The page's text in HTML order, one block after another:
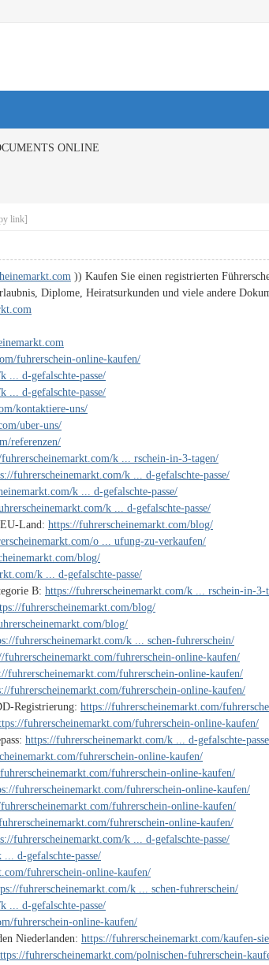
ONLINE
link]
)) Kaufen Sie einen registrierten
Diplome, Heiratsurkunden und viele andere
fuhrerschein-online-kaufen/
... d-gefalschte-passe/
... d-gefalschte-passe/
kontaktiere-uns/
uber-uns/
referenzen/
k ... rschein-in-3-tagen/
fuhrerscheinemarkt.com/k ... d-gefalschte-passe/
k ... d-gefalschte-passe/
k ... d-gefalschte-passe/
Land: https://fuhrerscheinemarkt.com/blog/
o ... ufung-zu-verkaufen/
blog/
k ... d-gefalschte-passe/
B: https://fuhrerscheinemarkt.com/k ... rschein-in-3-
fuhrerscheinemarkt.com/blog/
blog/
fuhrerscheinemarkt.com/k ... schen-fuhrerschein/
fuhrerscheinemarkt.com/fuhrerschein-online-kaufen/
fuhrerscheinemarkt.com/fuhrerschein-online-kaufen/
fuhrerscheinemarkt.com/fuhrerschein-online-kaufen/
Registrierung: https://fuhrerscheinemarkt.com/
fuhrerscheinemarkt.com/fuhrerschein-online-kaufen/
https://fuhrerscheinemarkt.com/k ... d-gefalschte-
fuhrerschein-online-kaufen/
fuhrerschein-online-kaufen/
fuhrerscheinemarkt.com/fuhrerschein-online-kaufen/
fuhrerschein-online-kaufen/
fuhrerschein-online-kaufen/
fuhrerscheinemarkt.com/k ... d-gefalschte-passe/
d-gefalschte-passe/
fuhrerschein-online-kaufen/
fuhrerscheinemarkt.com/k ... schen-fuhrerschein/
... d-gefalschte-passe/
fuhrerschein-online-kaufen/
Niederlanden: https://fuhrerscheinemarkt.com/kaufen-
fuhrerscheinemarkt.com/polnischen-fuhrerschein-